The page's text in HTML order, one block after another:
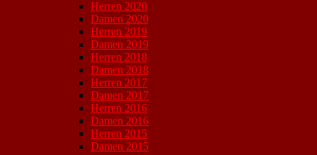
Herren 2020
Damen 2020
Herren 2019
Damen 2019
Herren 2018
Damen 2018
Herren 2017
Damen 2017
Herren 2016
Damen 2016
Herren 2015
Damen 2015